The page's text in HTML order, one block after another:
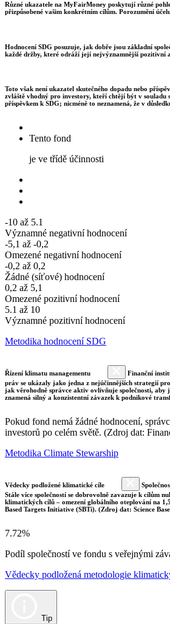
Různé ukazatele na MyFairMoney poskytují různé
přizpůsobené vašim konkrétním cílům. Porozumění
Hodnocení SDG posuzuje, jak dobře jsou základní
každé držby, které odráží její nejvýznamnější pozitivní
Toto však není ukazatel skutečného dopadu nebo
zvláště vhodný pro investory, kteří chtějí být v souladu
příspěvkem k SDG; nicméně to neznamená, že v
Tento fond
je ve třídě účinnosti
-10 až 5.1
Významné negativní hodnocení
-5,1 až -0,2
Omezené negativní hodnocení
-0,2 až 0,2
Žádné (síťové) hodnocení
0,2 až 5,1
Omezené pozitivní hodnocení
5.1 až 10
Významné pozitivní hodnocení
Metodika hodnocení SDG
Řízení klimatu managementu
Finanční
práv se ukázaly jako jedna z nejúčinnějších strategií
jak věrohodně správce aktiv ovlivňuje společnosti, aby
znamená silný a konzistentní závazek k podnikové
Pokud fond nemá žádné hodnocení,
investorů po celém světě. (Zdroj dat:
Metodika Climate Stewarship
Vědecky podložené klimatické cíle
Stále více společností se dobrovolně zavazuje k cílům
klimatických cílů – omezení globálního oteplování na
Based Targets Initiative (SBTi). (Zdroj dat: Science
7.72%
Podíl společností ve fondu s veřejnými
Vědecky podložená metodologie
Tip